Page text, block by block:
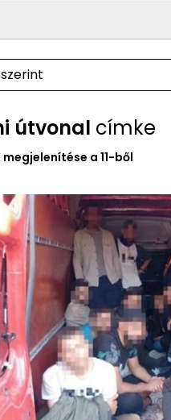
útvonal címke
a 11-ből